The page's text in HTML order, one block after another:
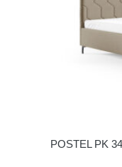
POSTEL PK